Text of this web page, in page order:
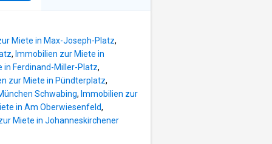
Miete in Max-Joseph-Platz,
, Immobilien zur Miete in
in Ferdinand-Miller-Platz,
zur Miete in Pündterplatz,
Schwabing, Immobilien zur
in Am Oberwiesenfeld,
Miete in Johanneskirchener